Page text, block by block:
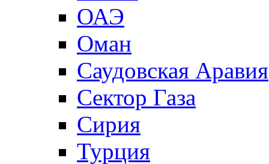
ОАЭ
Оман
Саудовская Аравия
Сектор Газа
Сирия
Турция